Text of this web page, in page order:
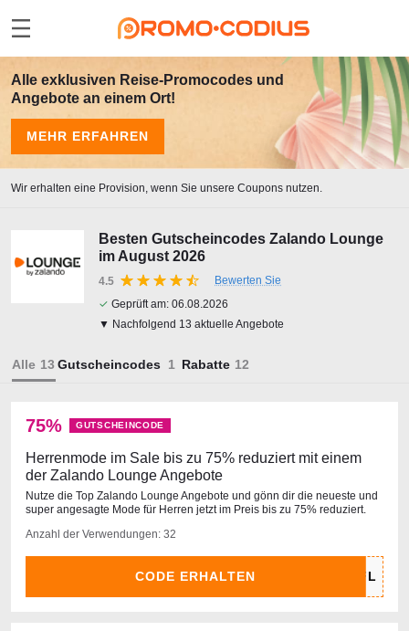
Alle exklusiven Reise-Promocodes und
Angebote an einem Ort!
MEHR ERFAHREN
Wir erhalten eine Provision, wenn Sie unsere Coupons nutzen.
Besten Gutscheincodes Zalando Lounge
im August 2026
4.5
Bewerten Sie
✓ Geprüft am: 06.08.2026
▼ Nachfolgend 13 aktuelle Angebote
Alle Gutscheincodes Rabatte
75% GUTSCHEINCODE
Herrenmode im Sale bis zu 75% reduziert mit einem
der Zalando Lounge Angebote
Nutze die Top Zalando Lounge Angebote und gönn dir die neueste und
super angesagte Mode für Herren jetzt im Preis bis zu 75% reduziert.
Anzahl der Verwendungen: 32
CODE ERHALTEN